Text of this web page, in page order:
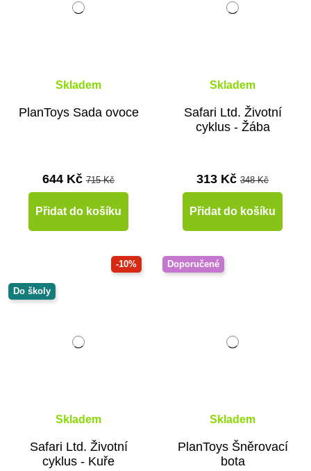
Skladem
PlanToys Sada ovoce
644 Kč 715 Kč
Přidat do košíku
Skladem
Safari Ltd. Životní
cyklus - Žába
313 Kč 348 Kč
Přidat do košíku
-10%
Do školy
Skladem
Safari Ltd. Životní
cyklus - Kuře
Doporučené
Skladem
PlanToys Šněrovací
bota